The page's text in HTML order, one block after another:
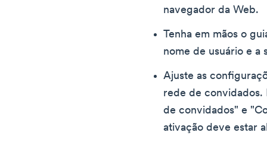
navegador da Web.
Tenha em mãos o
nome de usuário e a
Ajuste as
rede de convidados.
de convidados" e
ativação deve estar